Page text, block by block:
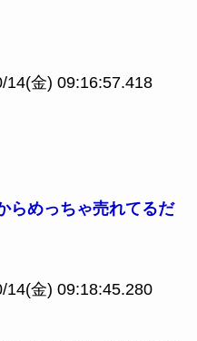
14(金) 09:16:57.418
らめっちゃ売れてるだ
14(金) 09:18:45.280